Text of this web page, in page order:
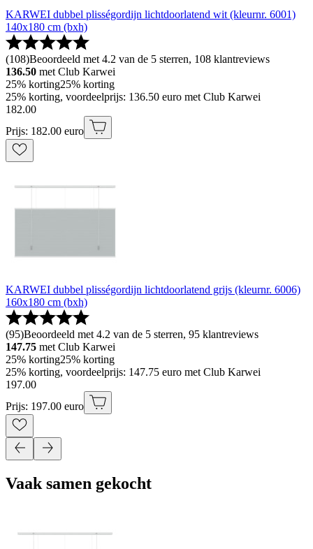
KARWEI dubbel plisségordijn lichtdoorlatend wit (kleurnr. 6001)
140x180 cm (bxh)
(108)Beoordeeld met 4.2 van de 5 sterren, 108 klantreviews
136.50 met Club Karwei
25% korting25% korting
25% korting, voordeelprijs: 136.50 euro met Club Karwei
182.00
Prijs: 182.00 euro
KARWEI dubbel plisségordijn lichtdoorlatend grijs (kleurnr. 6006)
160x180 cm (bxh)
(95)Beoordeeld met 4.2 van de 5 sterren, 95 klantreviews
147.75 met Club Karwei
25% korting25% korting
25% korting, voordeelprijs: 147.75 euro met Club Karwei
197.00
Prijs: 197.00 euro
Vaak samen gekocht